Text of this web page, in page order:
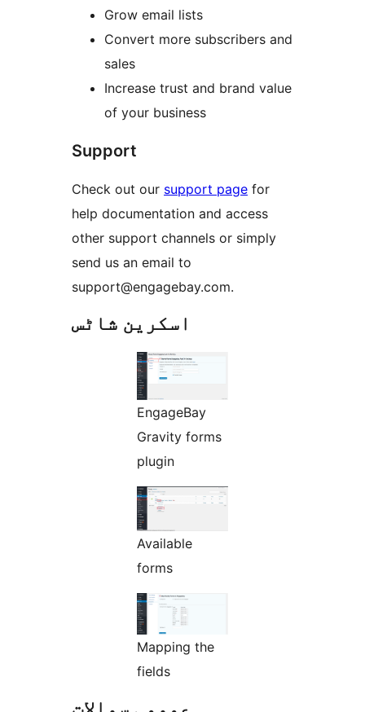
Grow email lists
Convert more subscribers and
sales
Increase trust and brand value
of your business
Support
Check out our support page for
help documentation and access
other support channels or simply
send us an email to
support@engagebay.com.
اسکرین شاٹس
EngageBay
Gravity forms
plugin
Available
forms
Mapping the
fields